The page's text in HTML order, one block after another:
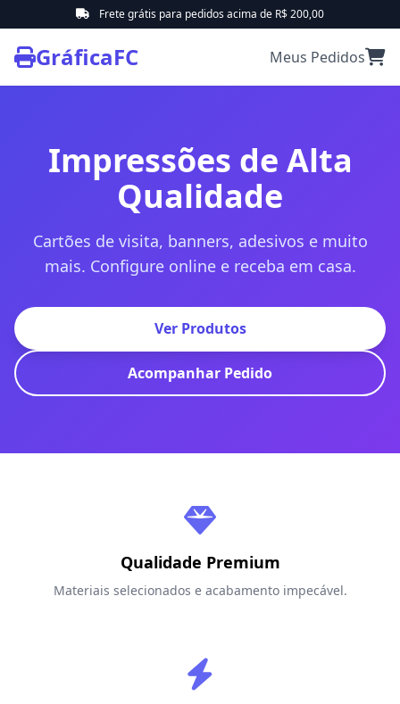
Frete grátis para pedidos acima de R$ 200,00
GráficaFC Meus Pedidos
Impressões de Alta
Qualidade
Cartões de visita, banners, adesivos e muito
mais. Configure online e receba em casa.
Ver Produtos
Acompanhar Pedido
Qualidade Premium
Materiais selecionados e acabamento impecável.